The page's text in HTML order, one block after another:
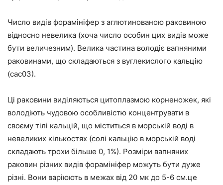
Число видів форамініфер з аглютинованою раковиною
відносно невелика (хоча число особин цих видів може
бути величезним). Велика частина володіє вапняними
раковинами, що складаються з вуглекислого кальцію
(сас03).
Ці раковини виділяються цитоплазмою корненожек, які
володіють чудовою особливістю концентрувати в
своєму тілі кальцій, що міститься в морській воді в
невеликих кількостях (солі кальцію в морській воді
складають трохи більше 0, 1%). Розміри вапняних
раковин різних видів форамініфер можуть бути дуже
різні. Вони варіюють в межах від 20 мк до 5-6 см.це